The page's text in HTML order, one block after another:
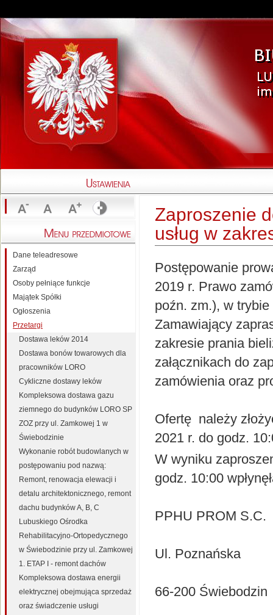
Zaproszenie
usług w
Postępowanie
2019 r. Prawo
poźn. zm.), w
Zamawiający
zakresie prania
załącznikach do
zamówienia oraz
Ofertę należy
2021 r. do godz.
W wyniku
godz. 10:00
PPHU PROM S.C.
Ul. Poznańska
66-200 Świebodzin
Dane teleadresowe
Zarząd
Osoby pełniące funkcje
Majątek Spółki
Ogłoszenia
Przetargi
Dostawa leków 2014
Dostawa bonów towarowych dla
pracowników LORO
Cykliczne dostawy leków
Kompleksowa dostawa gazu
ziemnego do budynków LORO SP
ZOZ przy ul. Zamkowej 1 w
Świebodzinie
Wykonanie robót budowlanych w
postępowaniu pod nazwą:
Remont, renowacja elewacji i
detalu architektonicznego, remont
dachu budynków A, B, C
Lubuskiego Ośrodka
Rehabilitacyjno-Ortopedycznego
w Świebodzinie przy ul. Zamkowej
1. ETAP I - remont dachów
Kompleksowa dostawa energii
elektrycznej obejmująca sprzedaż
oraz świadczenie usługi